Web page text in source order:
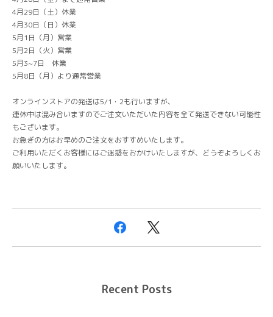
4月29日（土）休業
4月30日（日）休業
5月1日（月）営業
5月2日（火）営業
5月3~7日 休業
5月8日（月）より通常営業
オンラインストアの発送は5/1・2も行いますが、
連休中は混み合いますのでご注文いただいた内容を全て発送できない可能性
もございます。
お急ぎの方はお早めのご注文をおすすめいたします。
ご利用いただくお客様にはご迷惑をおかけいたしますが、どうぞよろしくお
願いいたします。
Recent Posts